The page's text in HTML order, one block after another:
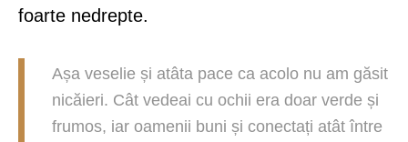
foarte nedrepte.
Așa veselie și atâta pace ca acolo nu am găsit
nicăieri. Cât vedeai cu ochii era doar verde și
frumos, iar oamenii buni și conectați atât între